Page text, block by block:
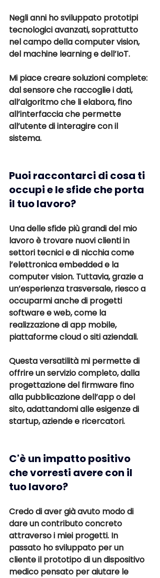
Negli anni ho sviluppato prototipi
tecnologici avanzati, soprattutto
nel campo della computer vision,
del machine learning e dell’IoT.
Mi piace creare soluzioni complete:
dal sensore che raccoglie i dati,
all’algoritmo che li elabora, fino
all’interfaccia che permette
all’utente di interagire con il
sistema.
Puoi raccontarci di cosa ti
occupi e le sfide che porta
il tuo lavoro?
Una delle sfide più grandi del mio
lavoro è trovare nuovi clienti in
settori tecnici e di nicchia come
l’elettronica embedded e la
computer vision. Tuttavia, grazie a
un’esperienza trasversale, riesco a
occuparmi anche di progetti
software e web, come la
realizzazione di app mobile,
piattaforme cloud o siti aziendali.
Questa versatilità mi permette di
offrire un servizio completo, dalla
progettazione del firmware fino
alla pubblicazione dell’app o del
sito, adattandomi alle esigenze di
startup, aziende e ricercatori.
C'è un impatto positivo
che vorresti avere con il
tuo lavoro?
Credo di aver già avuto modo di
dare un contributo concreto
attraverso i miei progetti. In
passato ho sviluppato per un
cliente il prototipo di un dispositivo
medico pensato per aiutare le